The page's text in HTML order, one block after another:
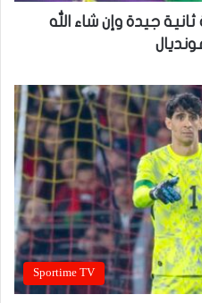
جيدة وإن شاء الله
Sportime TV